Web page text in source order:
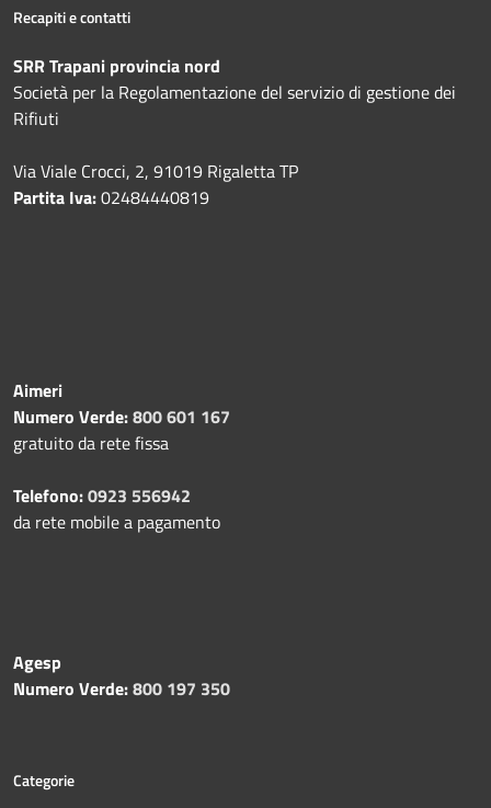
Recapiti e contatti
SRR Trapani provincia nord
Società per la Regolamentazione del servizio di gestione dei
Rifiuti
Via Viale Crocci, 2, 91019 Rigaletta TP
Partita Iva:02484440819
Aimeri
Numero Verde:800 601 167
gratuito da rete fissa
Telefono:0923 556942
da rete mobile a pagamento
Agesp
Numero Verde:800 197 350
Categorie